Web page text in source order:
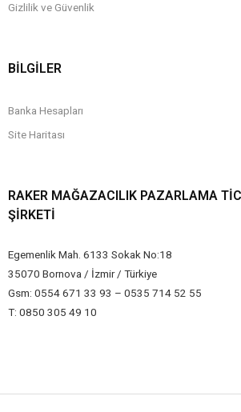
Gizlilik ve Güvenlik
BİLGİLER
Banka Hesapları
Site Haritası
RAKER MAĞAZACILIK PAZARLAMA
ŞIRKETI
Egemenlik Mah. 6133 Sokak No:18
35070 Bornova / İzmir / Türkiye
Gsm: 0554 671 33 93 – 0535 714 52 55
T: 0850 305 49 10